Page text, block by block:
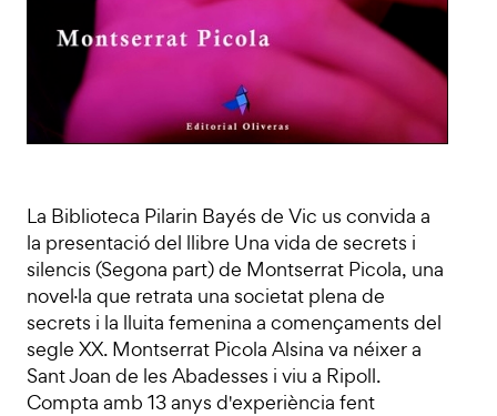
La Biblioteca Pilarin Bayés de Vic us convida a
la presentació del llibre Una vida de secrets i
silencis (Segona part) de Montserrat Picola, una
novel·la que retrata una societat plena de
secrets i la lluita femenina a començaments del
segle XX. Montserrat Picola Alsina va néixer a
Sant Joan de les Abadesses i viu a Ripoll.
Compta amb 13 anys d'experiència fent